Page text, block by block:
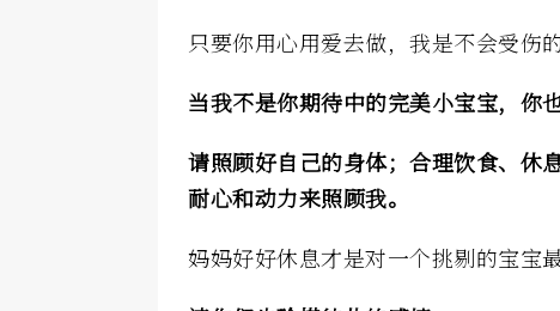
只要你用心用爱去做，我是不会受伤的
当我不是你期待中的完美小宝宝，你
请照顾好自己的身体；合理饮食、休
耐心和动力来照顾我。
妈妈好好休息才是对一个挑剔的宝宝